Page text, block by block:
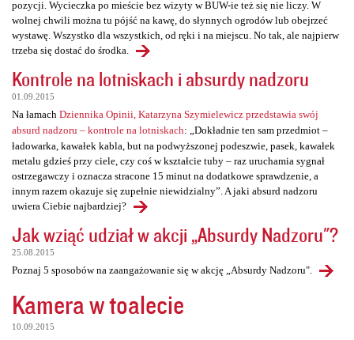
pozycji. Wycieczka po mieście bez wizyty w BUW-ie też się nie liczy. W
wolnej chwili można tu pójść na kawę, do słynnych ogrodów lub obejrzeć
wystawę. Wszystko dla wszystkich, od ręki i na miejscu. No tak, ale najpierw
trzeba się dostać do środka.
Kontrole na lotniskach i absurdy nadzoru
01.09.2015
Na łamach Dziennika Opinii, Katarzyna Szymielewicz przedstawia swój
absurd nadzoru – kontrole na lotniskach: „Dokładnie ten sam przedmiot –
ładowarka, kawałek kabla, but na podwyższonej podeszwie, pasek, kawałek
metalu gdzieś przy ciele, czy coś w kształcie tuby – raz uruchamia sygnał
ostrzegawczy i oznacza stracone 15 minut na dodatkowe sprawdzenie, a
innym razem okazuje się zupełnie niewidzialny”. A jaki absurd nadzoru
uwiera Ciebie najbardziej?
Jak wziąć udział w akcji „Absurdy Nadzoru"?
25.08.2015
Poznaj 5 sposobów na zaangażowanie się w akcję „Absurdy Nadzoru".
Kamera w toalecie
10.09.2015